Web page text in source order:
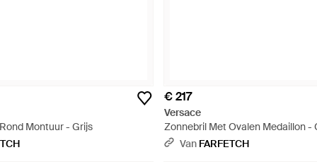
Montuur - Grijs
€ 217
Versace
Zonnebril Met Ovalen Medaillon -
Van FARFETCH